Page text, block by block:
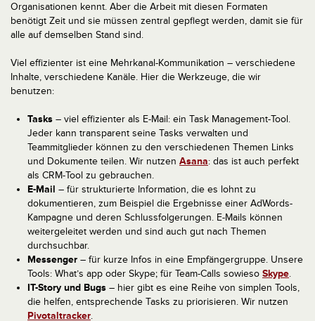
Organisationen kennt. Aber die Arbeit mit diesen Formaten
benötigt Zeit und sie müssen zentral gepflegt werden, damit sie für
alle auf demselben Stand sind.
Viel effizienter ist eine Mehrkanal-Kommunikation – verschiedene
Inhalte, verschiedene Kanäle. Hier die Werkzeuge, die wir
benutzen:
Tasks – viel effizienter als E-Mail: ein Task Management-Tool.
Jeder kann transparent seine Tasks verwalten und
Teammitglieder können zu den verschiedenen Themen Links
und Dokumente teilen. Wir nutzen Asana: das ist auch perfekt
als CRM-Tool zu gebrauchen.
E-Mail – für strukturierte Information, die es lohnt zu
dokumentieren, zum Beispiel die Ergebnisse einer AdWords-
Kampagne und deren Schlussfolgerungen. E-Mails können
weitergeleitet werden und sind auch gut nach Themen
durchsuchbar.
Messenger – für kurze Infos in eine Empfängergruppe. Unsere
Tools: What’s app oder Skype; für Team-Calls sowieso Skype.
IT-Story und Bugs – hier gibt es eine Reihe von simplen Tools,
die helfen, entsprechende Tasks zu priorisieren. Wir nutzen
Pivotaltracker.